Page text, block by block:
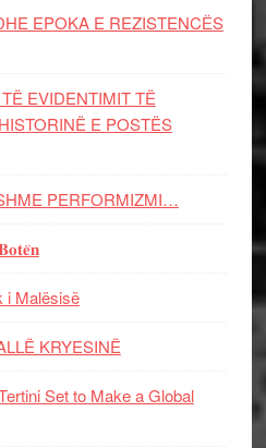
EPOKA E REZISTENCЁS
EVIDENTIMIT TË
E POSTËS
PERFORMIZMI…
i Malësisë
KRYESINË
Set to Make a Global